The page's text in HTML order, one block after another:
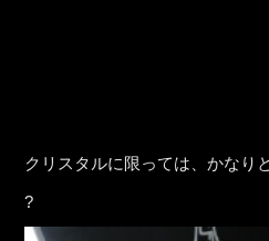
クリスタルに限っては、かなり
?